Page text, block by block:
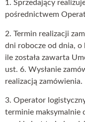
1. Sprzedający
pośrednictwem
2. Termin realizacji
dni robocze od dnia,
ile została zawarta
ust. 6. Wysłanie
realizacją zamówienia.
3. Operator
terminie maksymalnie